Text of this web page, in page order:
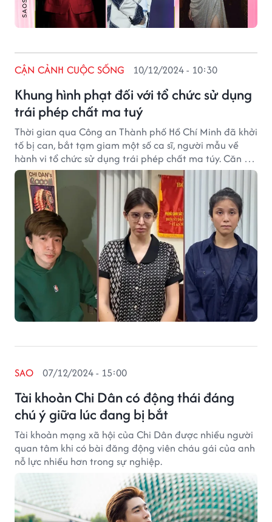
Khung hình phạt đối với tổ chức sử dụng
trái phép chất ma tuý
CẬN CẢNH CUỘC SỐNG 10/12/2024 - 10:30
Thời gian qua Công an Thành phố Hồ Chí Minh đã khởi
tố bị can, bắt tạm giam một số ca sĩ, người mẫu về
hành vi tổ chức sử dụng trái phép chất ma túy. Căn cứ
vào cấu thành của hành vi mà người phạm tội có thể
phải chịu các hình phạt tương ứng.
Tài khoản Chi Dân có động thái đáng
chú ý giữa lúc đang bị bắt
SAO 07/12/2024 - 15:00
Tài khoản mạng xã hội của Chi Dân được nhiều người
quan tâm khi có bài đăng động viên cháu gái của anh
nỗ lực nhiều hơn trong sự nghiệp.